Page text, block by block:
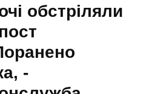
обстріляли
-